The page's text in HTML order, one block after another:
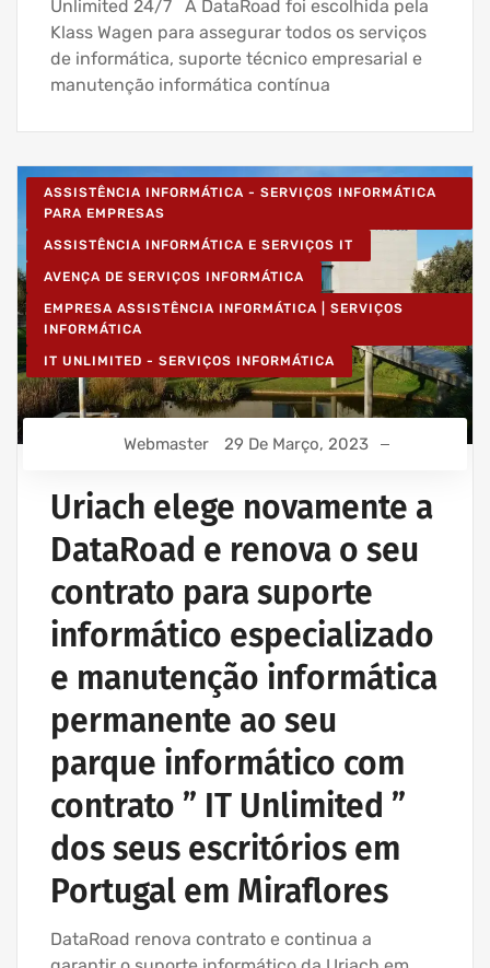
Unlimited 24/7 A DataRoad foi escolhida pela
Klass Wagen para assegurar todos os serviços
de informática, suporte técnico empresarial e
manutenção informática contínua
ASSISTÊNCIA INFORMÁTICA - SERVIÇOS INFORMÁTICA
PARA EMPRESAS
ASSISTÊNCIA INFORMÁTICA E SERVIÇOS IT
AVENÇA DE SERVIÇOS INFORMÁTICA
EMPRESA ASSISTÊNCIA INFORMÁTICA | SERVIÇOS
INFORMÁTICA
IT UNLIMITED - SERVIÇOS INFORMÁTICA
Webmaster 29 De Março, 2023
Uriach elege novamente a
DataRoad e renova o seu
contrato para suporte
informático especializado
e manutenção informática
permanente ao seu
parque informático com
contrato ” IT Unlimited ”
dos seus escritórios em
Portugal em Miraflores
DataRoad renova contrato e continua a